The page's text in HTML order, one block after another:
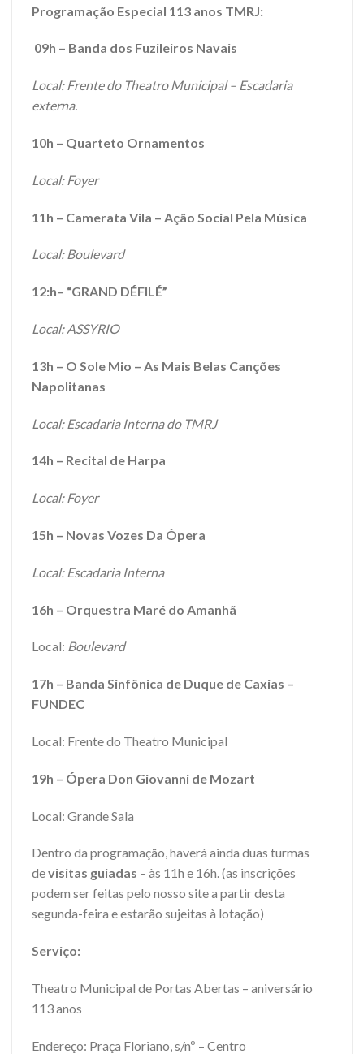
Programação Especial 113 anos TMRJ:
09h – Banda dos Fuzileiros Navais
Local: Frente do Theatro Municipal – Escadaria
externa.
10h – Quarteto Ornamentos
Local: Foyer
11h – Camerata Vila – Ação Social Pela Música
Local: Boulevard
12:h– “GRAND DÉFILÉ”
Local: ASSYRIO
13h – O Sole Mio – As Mais Belas Canções
Napolitanas
Local: Escadaria Interna do TMRJ
14h – Recital de Harpa
Local: Foyer
15h – Novas Vozes Da Ópera
Local: Escadaria Interna
16h – Orquestra Maré do Amanhã
Local: Boulevard
17h – Banda Sinfônica de Duque de Caxias –
FUNDEC
Local: Frente do Theatro Municipal
19h – Ópera Don Giovanni de Mozart
Local: Grande Sala
Dentro da programação, haverá ainda duas turmas
devisitas guiadas – às 11h e 16h. (as inscrições
podem ser feitas pelo nosso site a partir desta
segunda-feira e estarão sujeitas à lotação)
Serviço:
Theatro Municipal de Portas Abertas – aniversário
113 anos
Endereço: Praça Floriano, s/nº – Centro